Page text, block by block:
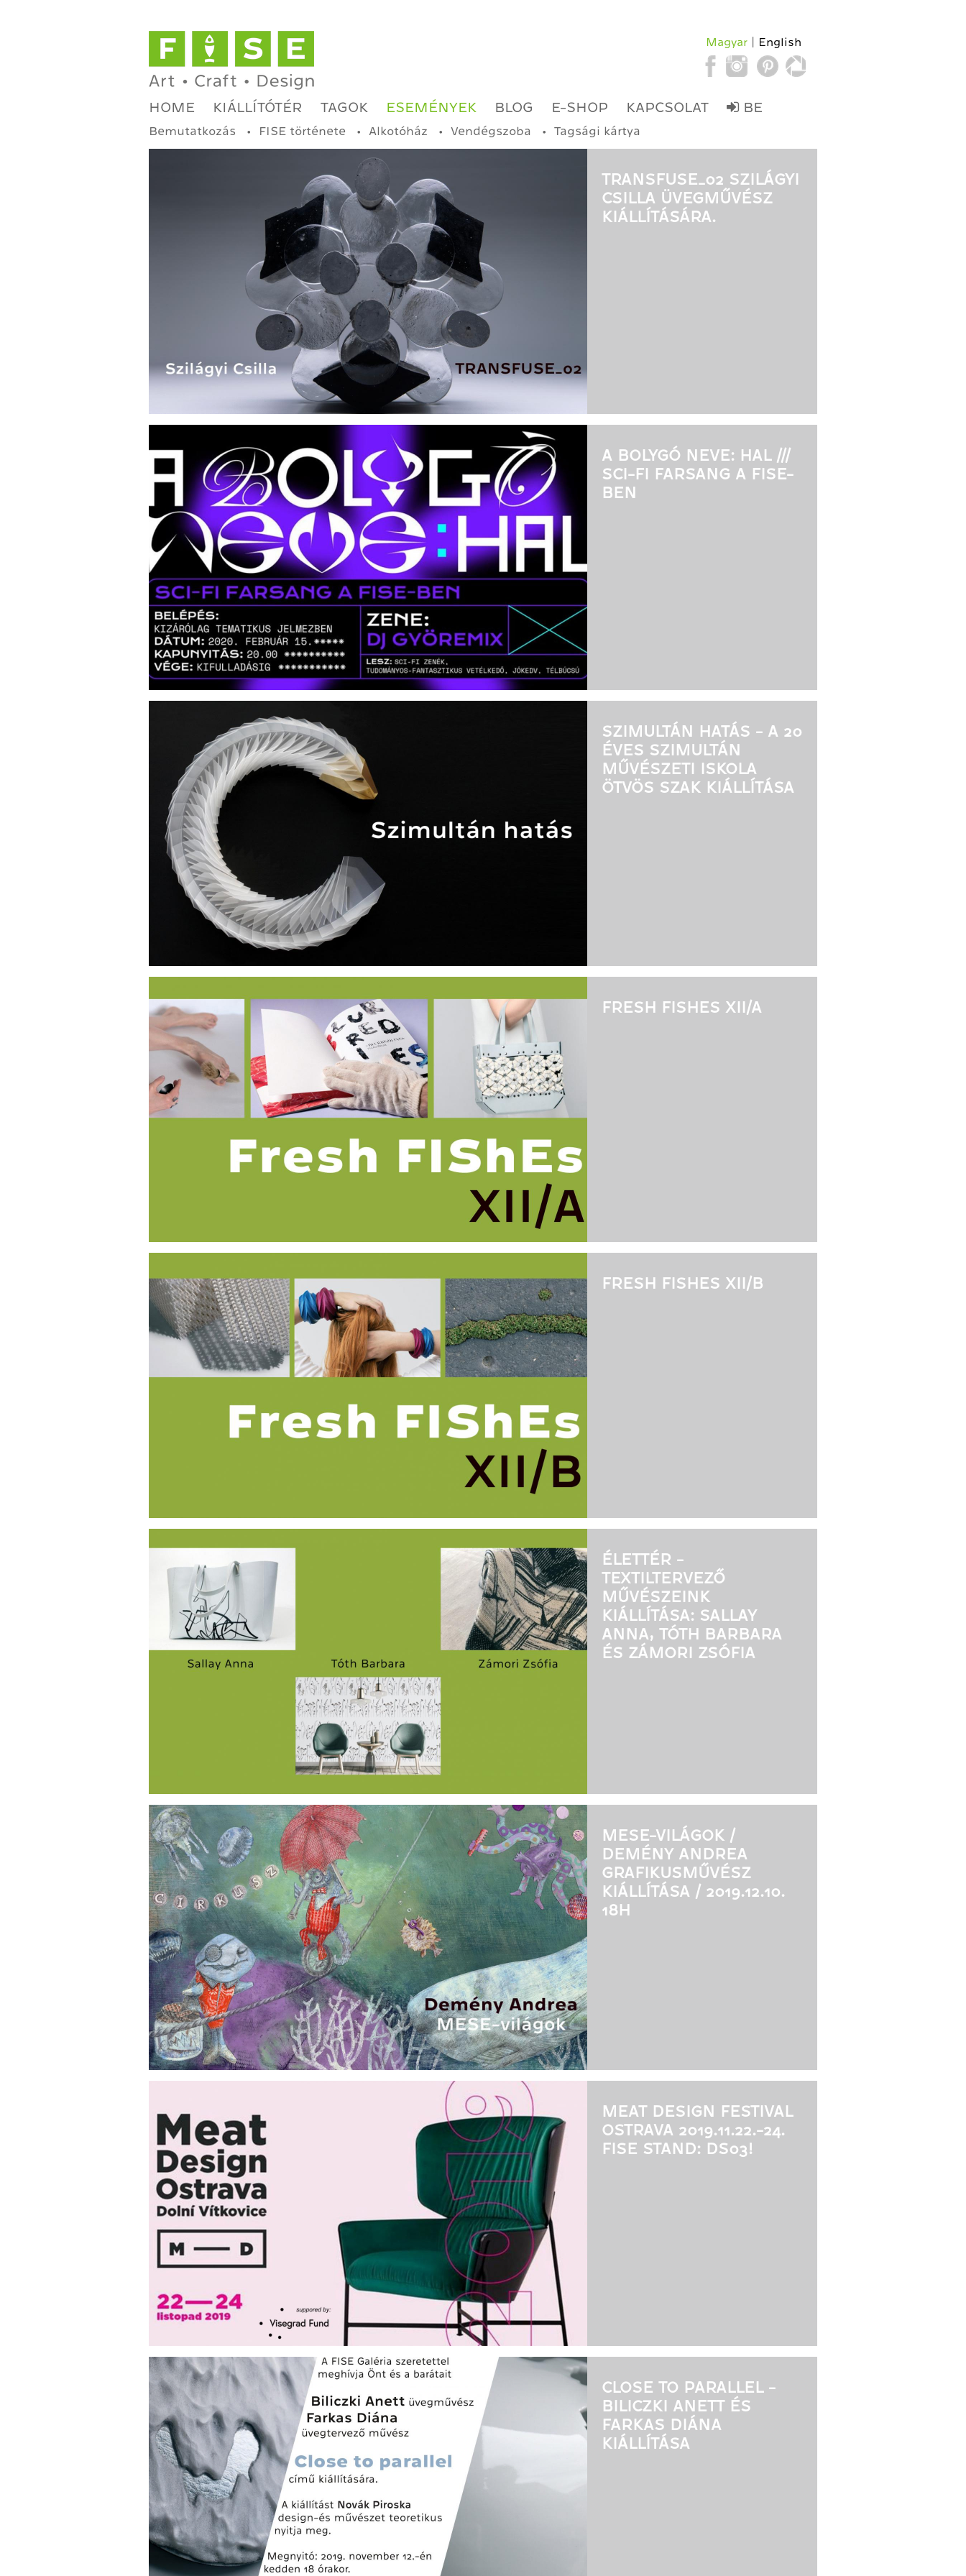
Magyar English
HOME KIÁLLÍTÓTÉR TAGOK ESEMÉNYEK BLOG E-SHOP KAPCSOLAT BE
Bemutatkozás FISE története Alkotóház Vendégszoba Tagsági kártya
TRANSFUSE_02 SZILÁGYI
CSILLA ÜVEGMŰVÉSZ
KIÁLLÍTÁSÁRA.
A BOLYGÓ NEVE: HAL ///
SCI-FI FARSANG A FISE-
BEN
SZIMULTÁN HATÁS - A 20
ÉVES SZIMULTÁN
MŰVÉSZETI ISKOLA
ÖTVÖS SZAK KIÁLLÍTÁSA
FRESH FISHES XII/A
FRESH FISHES XII/B
ÉLETTÉR -
TEXTILTERVEZŐ
MŰVÉSZEINK
KIÁLLÍTÁSA: SALLAY
ANNA, TÓTH BARBARA
ÉS ZÁMORI ZSÓFIA
MESE-VILÁGOK /
DEMÉNY ANDREA
GRAFIKUSMŰVÉSZ
KIÁLLÍTÁSA / 2019.12.10.
18H
MEAT DESIGN FESTIVAL
OSTRAVA 2019.11.22.-24.
FISE STAND: DS03!
CLOSE TO PARALLEL -
BILICZKI ANETT ÉS
FARKAS DIÁNA
KIÁLLÍTÁSA